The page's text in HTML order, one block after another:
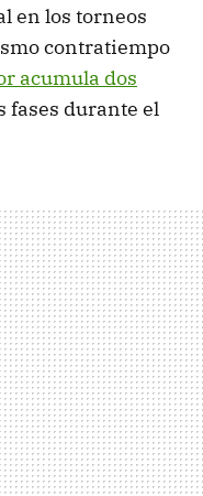
en los torneos
contratiempo
acumula dos
fases durante el